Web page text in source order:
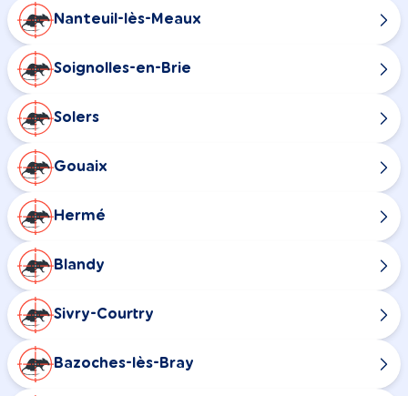
Nanteuil-lès-Meaux
Soignolles-en-Brie
Solers
Gouaix
Hermé
Blandy
Sivry-Courtry
Bazoches-lès-Bray